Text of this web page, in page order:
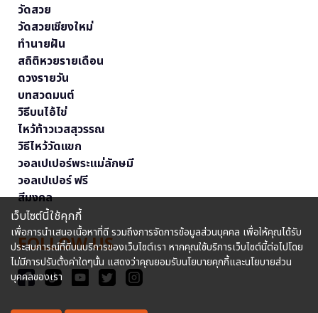
วัดสวย
วัดสวยเชียงใหม่
ทำนายฝัน
สถิติหวยรายเดือน
ดวงรายวัน
บทสวดมนต์
วิธีบนไอ้ไข่
ไหว้ท้าวเวสสุวรรณ
วิธีไหว้วัดแขก
วอลเปเปอร์พระแม่ลักษมี
วอลเปเปอร์ ฟรี
สีมงคล
FOLLOW US
เว็บไซต์นี้ใช้คุกกี้
เพื่อการนำเสนอเนื้อหาที่ดี รวมถึงการจัดการข้อมูลส่วนบุคคล เพื่อให้คุณได้รับ
ประสบการณ์ที่ดีบนบริการของเว็บไซต์เรา หากคุณใช้บริการเว็บไซต์นี้ต่อไปโดย
ไม่มีการปรับตั้งค่าใดๆนั้น แสดงว่าคุณยอมรับนโยบายคุกกี้และนโยบายส่วน
บุคคลของเรา